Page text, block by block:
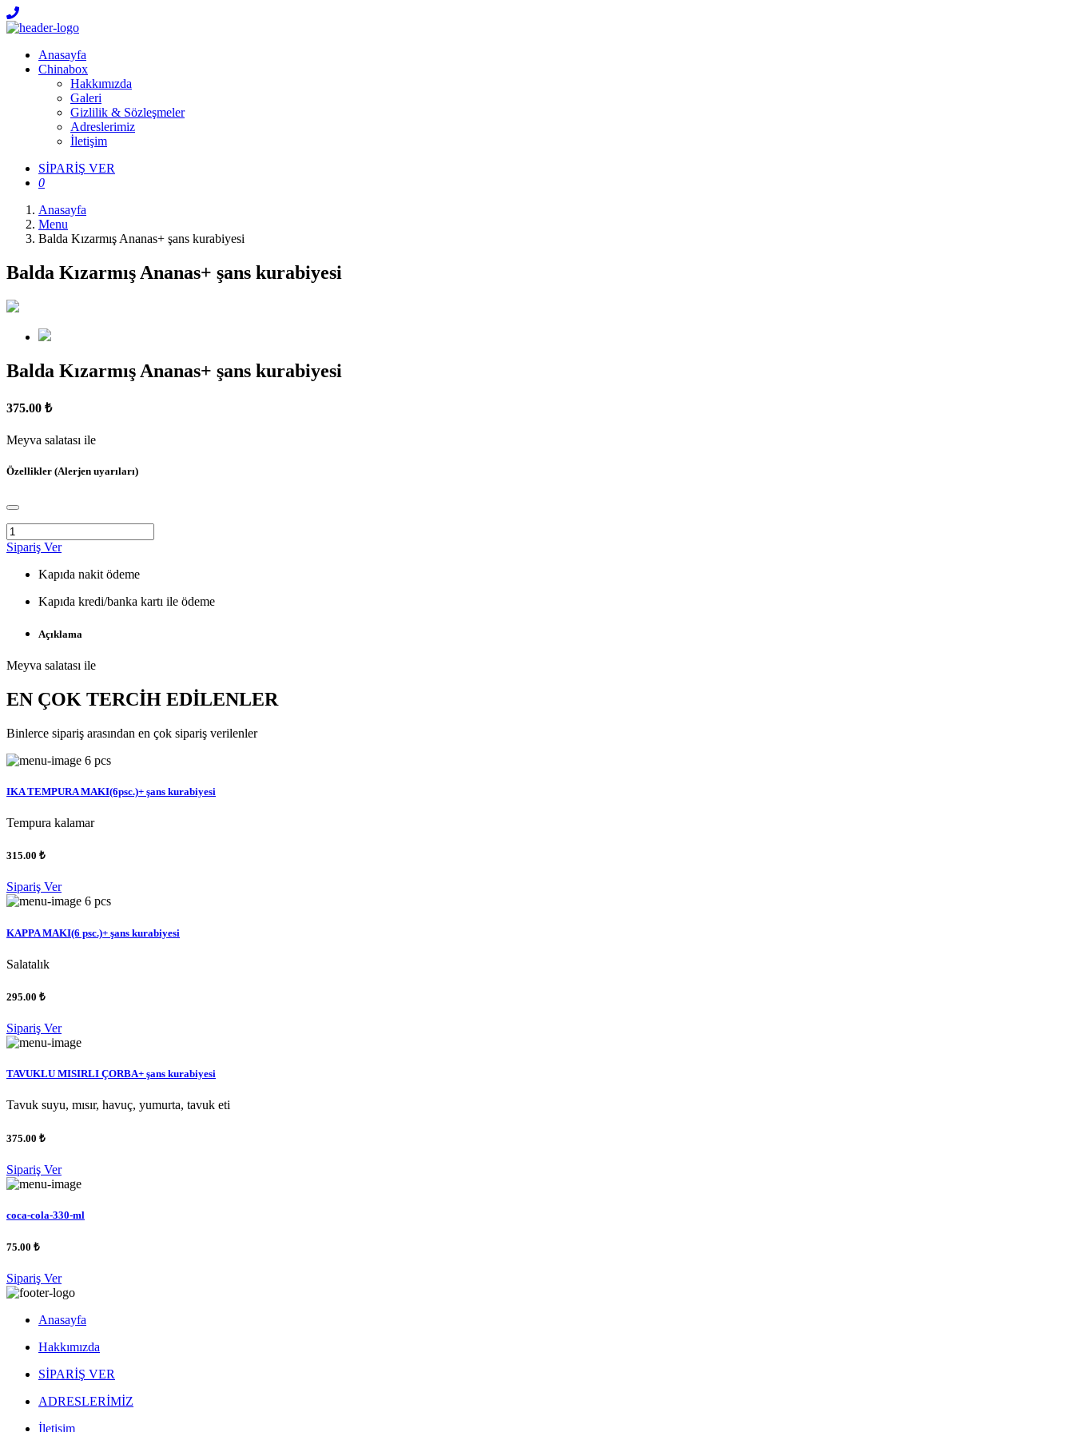
Anasayfa
Chinabox
Hakkımızda
Galeri
Gizlilik & Sözleşmeler
Adreslerimiz
İletişim
SİPARİŞ VER
0
Anasayfa
Menu
Balda Kızarmış Ananas+ şans kurabiyesi
Balda Kızarmış Ananas+ şans kurabiyesi
Balda Kızarmış Ananas+ şans kurabiyesi
375.00 ₺
Meyva salatası ile
Özellikler (Alerjen uyarıları)
Sipariş Ver
Kapıda nakit ödeme
Kapıda kredi/banka kartı ile ödeme
Açıklama
Meyva salatası ile
EN ÇOK TERCİH EDİLENLER
Binlerce sipariş arasından en çok sipariş verilenler
6 pcs
IKA TEMPURA MAKI(6psc.)+ şans kurabiyesi
Tempura kalamar
315.00 ₺
Sipariş Ver
6 pcs
KAPPA MAKI(6 psc.)+ şans kurabiyesi
Salatalık
295.00 ₺
Sipariş Ver
TAVUKLU MISIRLI ÇORBA+ şans kurabiyesi
Tavuk suyu, mısır, havuç, yumurta, tavuk eti
375.00 ₺
Sipariş Ver
coca-cola-330-ml
75.00 ₺
Sipariş Ver
Anasayfa
Hakkımızda
SİPARİŞ VER
ADRESLERİMİZ
İletişim